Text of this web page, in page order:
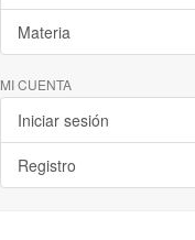
Materia
MI CUENTA
Iniciar sesión
Registro